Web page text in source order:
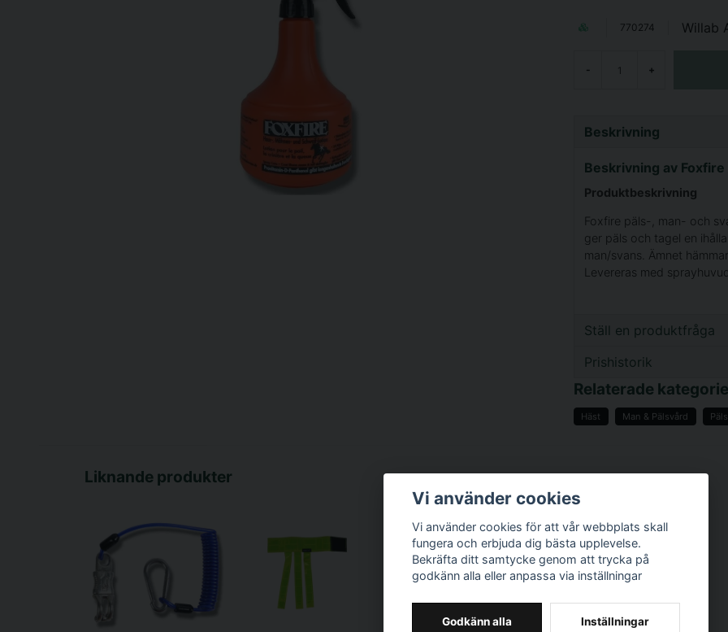
770274 Willab
- +
Beskrivning
Beskrivning av
Produktbeskrivning
Foxfire päls-, man- och
ger päls och tagel en
man/svans. Ämnet
Levereras med
Ställ en produktfråga
question
Ja, ni får publicera
Prishistorik
Relaterade
Häst Man & Pälsvård
Liknande produkter
Vi använder cookies
Vi använder cookies för att vår webbplats skall
fungera och erbjuda dig bästa upplevelse.
Bekräfta ditt samtycke genom att trycka på
godkänn alla eller anpassa via inställningar
Godkänn alla Inställningar